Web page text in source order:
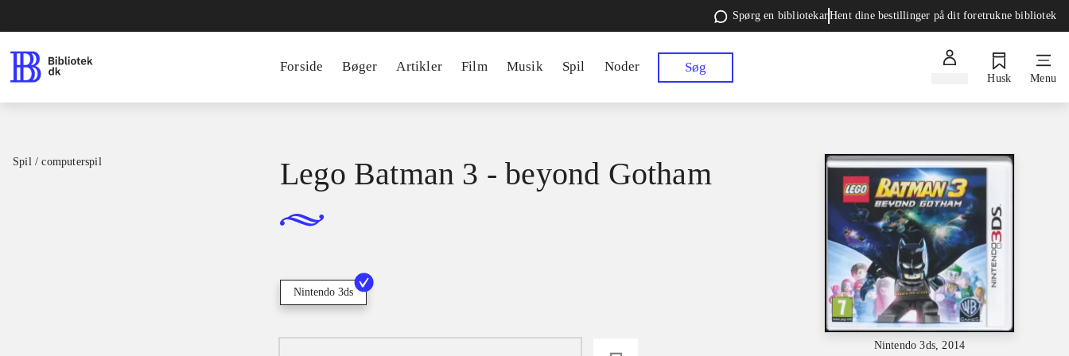
Spørg en bibliotekarHent dine bestillinger på dit foretrukne bibliotek
Forside Bøger Artikler Film Musik Spil Noder Søg
Husk Menu
Spil / computerspil
Nintendo 3ds, 2014
Lego Batman 3 - beyond Gotham
Nintendo 3ds